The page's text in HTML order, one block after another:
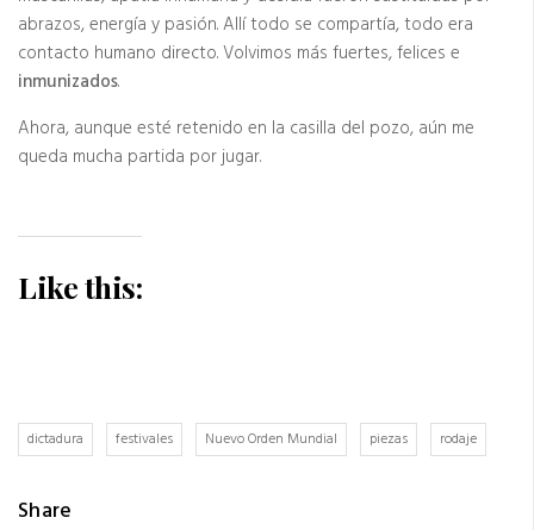
abrazos, energía y pasión. Allí todo se compartía, todo era
contacto humano directo. Volvimos más fuertes, felices e
inmunizados.
Ahora, aunque esté retenido en la casilla del pozo, aún me
queda mucha partida por jugar.
Like this:
dictadura festivales Nuevo Orden Mundial piezas rodaje
Share